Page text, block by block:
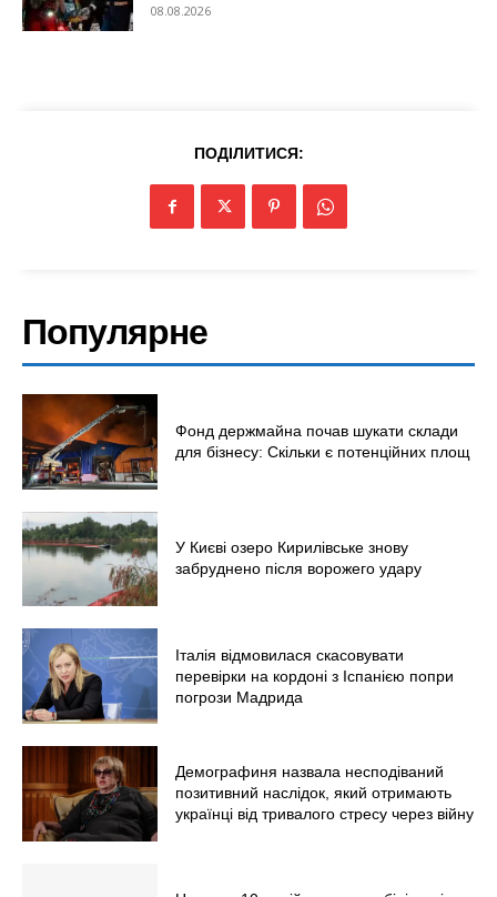
08.08.2026
ПОДІЛИТИСЯ:
Популярне
Фонд держмайна почав шукати склади
для бізнесу: Скільки є потенційних площ
У Києві озеро Кирилівське знову
забруднено після ворожего удару
Італія відмовилася скасовувати
перевірки на кордоні з Іспанією попри
погрози Мадрида
Демографиня назвала несподіваний
позитивний наслідок, який отримають
українці від тривалого стресу через війну